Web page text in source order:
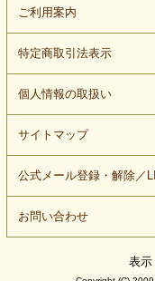
ご利用案内
特定商取引法表示
個人情報の取扱い
サイトマップ
公式メール登録・解除／
お問い合わせ
表示